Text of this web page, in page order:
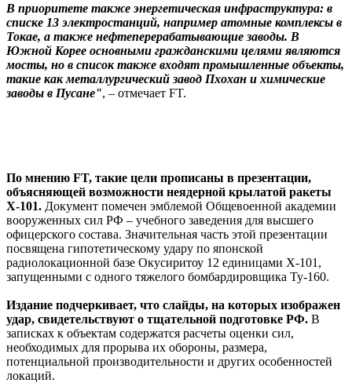
В приоритете также энергетическая инфраструктура: в
списке 13 электростанций, например атомные комплексы в
Токае, а также нефтеперерабатывающие заводы. В
Южной Корее основными гражданскими целями являются
мосты, но в список также входят промышленные объекты,
такие как металлургический завод Пхохан и химические
заводы в Пусане", – отмечает FT.
По мнению FT, такие цели прописаны в презентации,
объясняющей возможности неядерной крылатой ракеты
Х-101. Документ помечен эмблемой Общевоенной академии
вооруженных сил РФ – учебного заведения для высшего
офицерского состава. Значительная часть этой презентации
посвящена гипотетическому удару по японской
радиолокационной базе Окусиритоу 12 единицами Х-101,
запущенными с одного тяжелого бомбардировщика Ту-160.
Издание подчеркивает, что слайды, на которых изображен
удар, свидетельствуют о тщательной подготовке РФ. В
записках к объектам содержатся расчеты оценки сил,
необходимых для прорыва их обороны, размера,
потенциальной производительности и других особенностей
локаций.